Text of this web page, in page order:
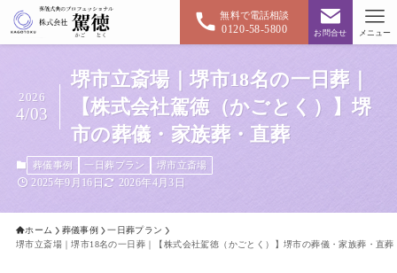
無料で電話相談
0120-58-5800 お問合せ メニュー
堺市立斎場｜堺市18名の一日葬｜
【株式会社駕徳（かごとく）】堺
市の葬儀・家族葬・直葬
2026
4/03
葬儀事例 一日葬プラン 堺市立斎場
2025年9月16日 2026年4月3日
ホーム 葬儀事例
一日葬プラン
堺市立斎場｜堺市18名の一日葬｜【株式会社駕徳（かごとく）】堺市の葬儀・家族葬・直葬